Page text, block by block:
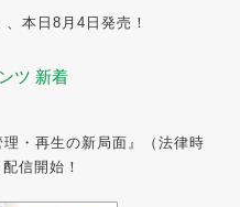
本日8月4日発売！
ツ 新着
理・再生の新局面』（法律時
信開始！